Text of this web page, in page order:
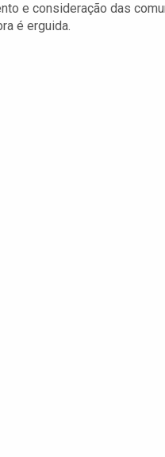
e consideração das
é erguida.